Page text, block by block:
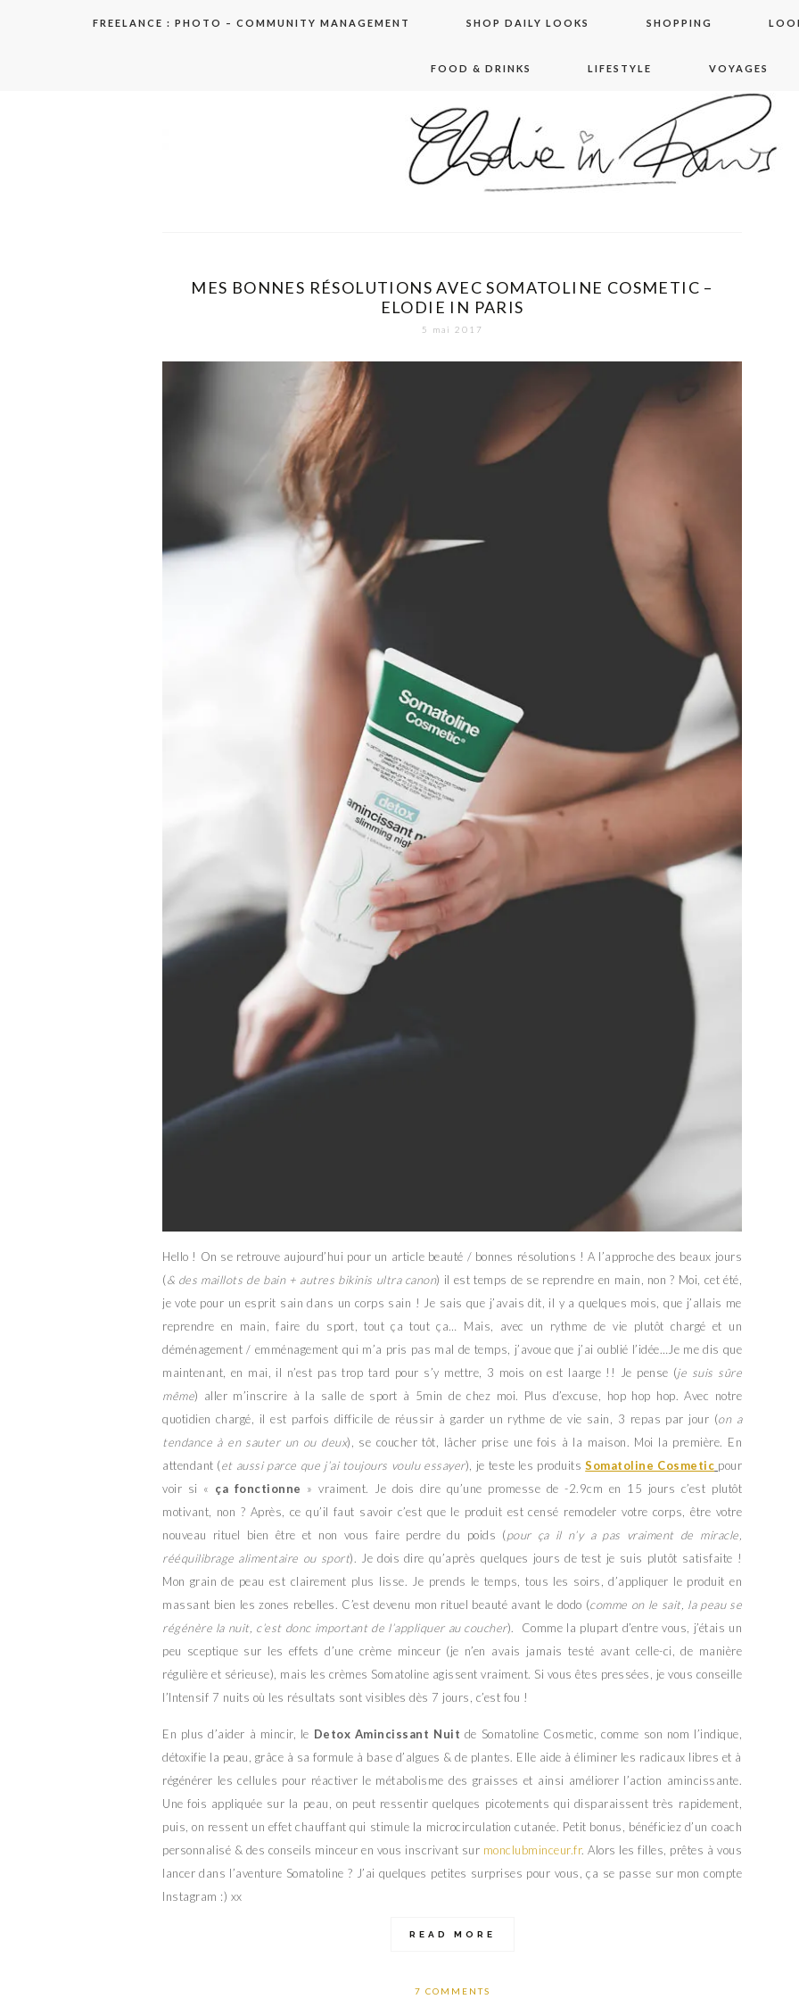
FREELANCE : PHOTO – COMMUNITY MANAGEMENT SHOP DAILY LOOKS SHOPPING
FOOD & DRINKS LIFESTYLE VOYAGES
elodie in paris
MES BONNES RÉSOLUTIONS AVEC SOMATOLINE COSMETIC –
ELODIE IN PARIS
5 mai 2017
Hello ! On se retrouve aujourd’hui pour un article beauté / bonnes résolutions ! A l’approche des beaux jours
(& des maillots de bain + autres bikinis ultra canon) il est temps de se reprendre en main, non ? Moi, cet été,
je vote pour un esprit sain dans un corps sain ! Je sais que j’avais dit, il y a quelques mois, que j’allais me
reprendre en main, faire du sport, tout ça tout ça… Mais, avec un rythme de vie plutôt chargé et un
déménagement / emménagement qui m’a pris pas mal de temps, j’avoue que j’ai oublié l’idée…Je me dis que
maintenant, en mai, il n’est pas trop tard pour s’y mettre, 3 mois on est laarge !! Je pense (je suis sûre
même) aller m’inscrire à la salle de sport à 5min de chez moi. Plus d’excuse, hop hop hop. Avec notre
quotidien chargé, il est parfois difficile de réussir à garder un rythme de vie sain, 3 repas par jour (on a
tendance à en sauter un ou deux), se coucher tôt, lâcher prise une fois à la maison. Moi la première. En
attendant (et aussi parce que j’ai toujours voulu essayer), je teste les produitsSomatoline Cosmetic pour
voir si « ça fonctionne » vraiment. Je dois dire qu’une promesse de -2.9cm en 15 jours c’est plutôt
motivant, non ? Après, ce qu’il faut savoir c’est que le produit est censé remodeler votre corps, être votre
nouveau rituel bien être et non vous faire perdre du poids (pour ça il n’y a pas vraiment de miracle,
rééquilibrage alimentaire ou sport). Je dois dire qu’après quelques jours de test je suis plutôt satisfaite !
Mon grain de peau est clairement plus lisse. Je prends le temps, tous les soirs, d’appliquer le produit en
massant bien les zones rebelles. C’est devenu mon rituel beauté avant le dodo (comme on le sait, la peau se
régénère la nuit, c’est donc important de l’appliquer au coucher). Comme la plupart d’entre vous, j’étais un
peu sceptique sur les effets d’une crème minceur (je n’en avais jamais testé avant celle-ci, de manière
régulière et sérieuse), mais les crèmes Somatoline agissent vraiment. Si vous êtes pressées, je vous conseille
l’Intensif 7 nuits où les résultats sont visibles dès 7 jours, c’est fou !
En plus d’aider à mincir, le Detox Amincissant Nuit de Somatoline Cosmetic, comme son nom l’indique,
détoxifie la peau, grâce à sa formule à base d’algues & de plantes. Elle aide à éliminer les radicaux libres et à
régénérer les cellules pour réactiver le métabolisme des graisses et ainsi améliorer l’action amincissante.
Une fois appliquée sur la peau, on peut ressentir quelques picotements qui disparaissent très rapidement,
puis, on ressent un effet chauffant qui stimule la microcirculation cutanée. Petit bonus, bénéficiez d’un coach
personnalisé & des conseils minceur en vous inscrivant sur monclubminceur.fr. Alors les filles, prêtes à vous
lancer dans l’aventure Somatoline ? J’ai quelques petites surprises pour vous, ça se passe sur mon compte
Instagram :) xx
READ MORE
7 COMMENTS